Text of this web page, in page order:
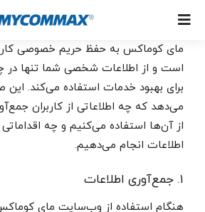
مای کوماکس به حفظ حریم خصوصی
است و از اطلاعات شخصی شما تنها در
برای بهبود خدمات استفاده می‌کند.
می‌دهد که چه اطلاعاتی از کاربران
از آن‌ها استفاده می‌کنیم و چه
اطلاعات انجام می‌دهیم.
۱. جمع‌آوری اطلاعات
هنگام استفاده از وب‌سایت مای